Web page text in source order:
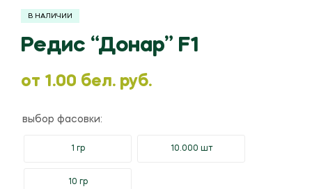
В НАЛИЧИИ
Редис “Донар” F1
oт 1.00 бел. руб.
выбор фасовки:
1 гр 10.000 шт
10 гр